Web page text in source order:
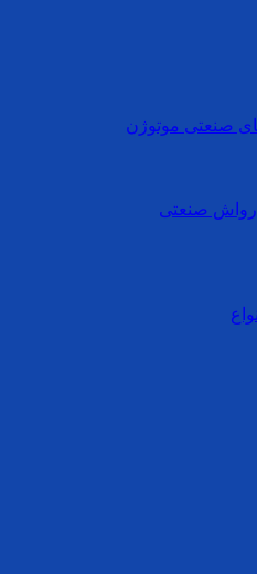
صنعتی موتوژن
صنعتی